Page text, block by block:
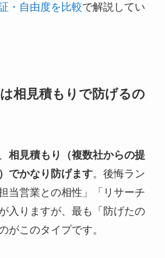
・自由度を比較で解説してい
相見積もりで防げるの
相見積もり（複数社からの提
でかなり防げます。後悔ラン
当営業との相性」「リサーチ
入りますが、最も「防げたの
がこのタイプです。